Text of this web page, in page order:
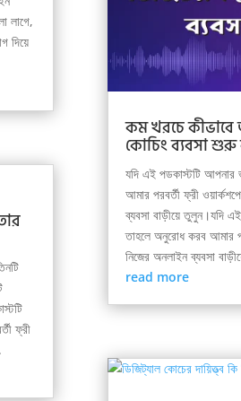
লাগে,
দিয়ে
ফ্রী
কম খরচে
কোচিং ব্যবসা
যদি এই পডকাস্টটি আপনার
আমার পরবর্তী ফ্রী
ব্যবসা বাড়ীয়ে তুলুন।যদি
তাহলে অনুরোধ করব আমার
নিজের অনলাইন ব্যবসা
read more